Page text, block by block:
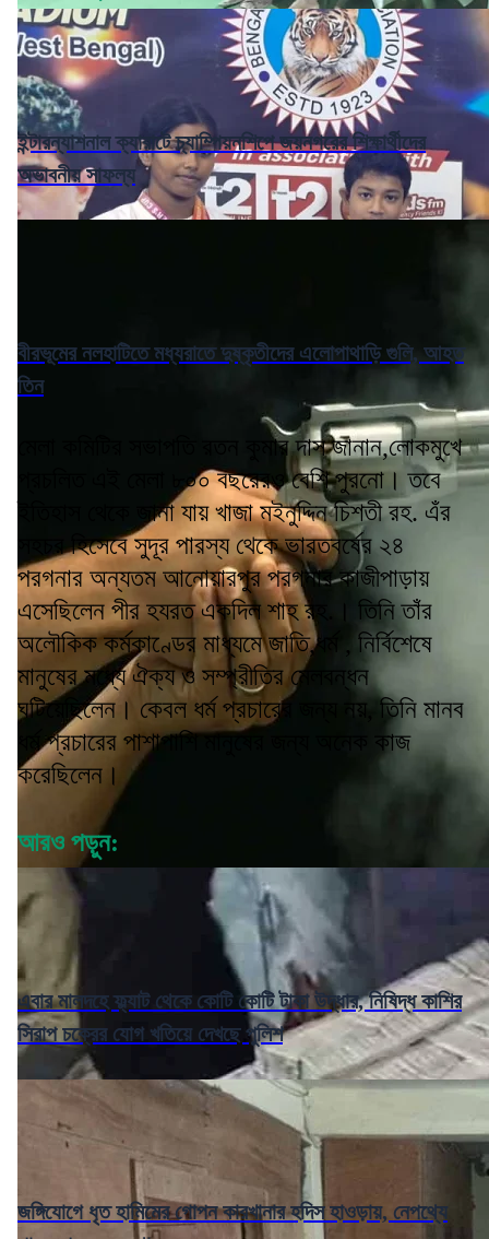
ইন্টারন্যাশনাল ক্যারাটে চ্যাম্পিয়নশিপে জয়নগরের শিক্ষার্থীদের
অভাবনীয় সাফল্য
বীরভূমের নলহাটিতে মধ্যরাতে দুষ্কৃতীদের এলোপাথাড়ি গুলি, আহত
তিন
মেলা কমিটির সভাপতি রতন কুমার দাস জানান,লোকমুখে
প্রচলিত এই মেলা ৮০০ বছরেরও বেশি পুরনো। তবে
ইতিহাস থেকে জানা যায় খাজা মইনুদ্দিন চিশতী রহ. এঁর
সহচর হিসেবে সুদূর পারস্য থেকে ভারতবর্ষের ২৪
পরগনার অন্যতম আনোয়ারপুর পরগনার কাজীপাড়ায়
এসেছিলেন পীর হযরত একদিল শাহ রহ.। তিনি তাঁর
অলৌকিক কর্মকাণ্ডের মাধ্যমে জাতি,ধর্ম , নির্বিশেষে
মানুষের মধ্যে ঐক্য ও সম্প্রীতির মেলবন্ধন
ঘটিয়েছিলেন। কেবল ধর্ম প্রচারের জন্য নয়, তিনি মানব
ধর্ম প্রচারের পাশাপাশি মানুষের জন্য অনেক কাজ
করেছিলেন।
আরও পড়ুন:
এবার মালদহে ফ্ল্যাট থেকে কোটি কোটি টাকা উদ্ধার, নিষিদ্ধ কাশির
সিরাপ চক্রের যোগ খতিয়ে দেখছে পুলিশ
জঙ্গিযোগে ধৃত হামিমের গোপন কারখানার হদিস হাওড়ায়, নেপথ্যে